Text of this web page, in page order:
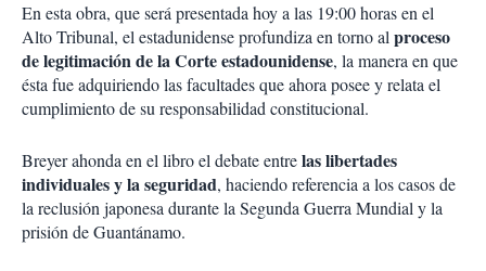
En esta obra, que será presentada hoy a las 19:00 horas en el
Alto Tribunal, el estadunidense profundiza en torno alproceso
de legitimación de la Corte estadounidense, la manera en que
ésta fue adquiriendo las facultades que ahora posee y relata el
cumplimiento de su responsabilidad constitucional.
Breyer ahonda en el libro el debate entrelas libertades
individuales y la seguridad, haciendo referencia a los casos de
la reclusión japonesa durante la Segunda Guerra Mundial y la
prisión de Guantánamo.